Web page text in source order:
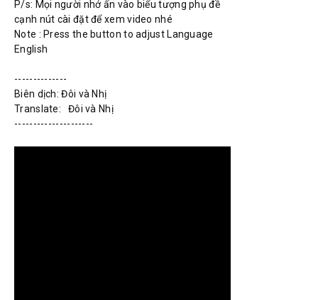
P/s: Mọi người nhớ ấn vào biểu tượng phụ đề
cạnh nút cài đặt để xem video nhé
Note : Press the button to adjust Language
English
--------------
Biên dịch: Đôi và Nhị
Translate:   Đôi và Nhị
---------------------